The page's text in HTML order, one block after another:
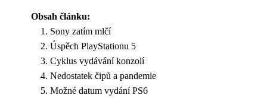
Obsah článku:
Sony zatím mlčí
Úspěch PlayStationu 5
Cyklus vydávání konzolí
Nedostatek čipů a pandemie
Možné datum vydání PS6